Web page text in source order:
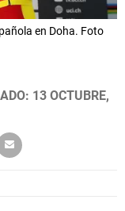
en Doha. Foto
13 OCTUBRE,